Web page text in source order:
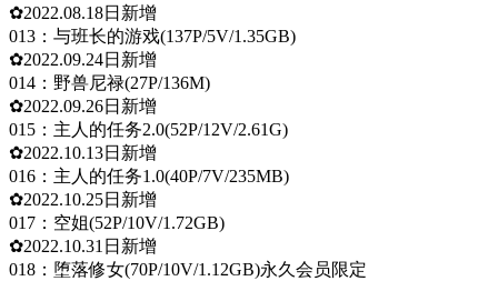
✿2022.08.18日新增
013：与班长的游戏(137P/5V/1.35GB)
✿2022.09.24日新增
014：野兽尼禄(27P/136M)
✿2022.09.26日新增
015：主人的任务2.0(52P/12V/2.61G)
✿2022.10.13日新增
016：主人的任务1.0(40P/7V/235MB)
✿2022.10.25日新增
017：空姐(52P/10V/1.72GB)
✿2022.10.31日新增
018：堕落修女(70P/10V/1.12GB)永久会员限定